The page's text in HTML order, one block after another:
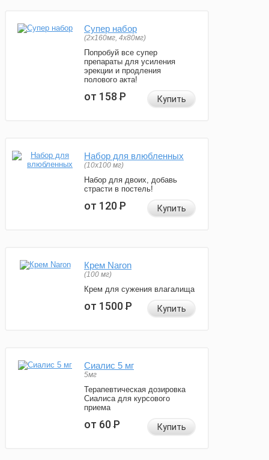
Супер набор
(2х160мг, 4х80мг)
Попробуй все супер
препараты для усиления
эрекции и продления
полового акта!
от 158Р Купить
Набор для влюбленных
(10х100 мг)
Набор для двоих, добавь
страсти в постель!
от 120Р Купить
Крем Naron
(100 мг)
Крем для сужения влагалища
от 1500Р Купить
Сиалис 5 мг
5мг
Терапевтическая дозировка
Сиалиса для курсового
приема
от 60Р Купить